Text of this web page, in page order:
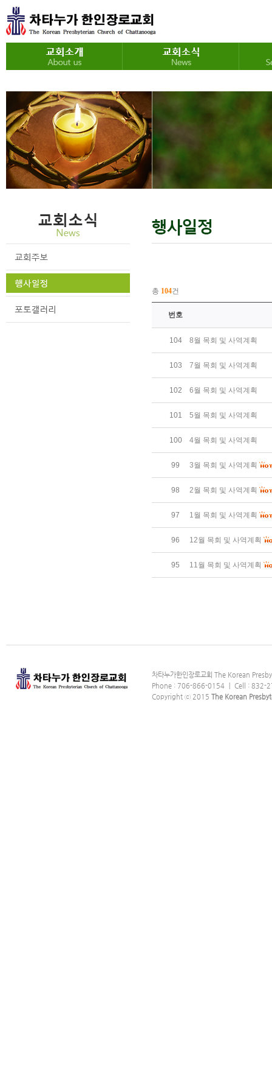
총 104건
번호
104 8월 목회 및 사역계획
103 7월 목회 및 사역계획
102 6월 목회 및 사역계획
101 5월 목회 및 사역계획
100 4월 목회 및 사역계획
99 3월 목회 및 사역계획
98 2월 목회 및 사역계획
97 1월 목회 및 사역계획
96 12월 목회 및 사역계획
95 11월 목회 및 사역계획
차타누가한인장로교회 The Korean
Phone : 706-866-0154 ｜ Cell : 832-
Copyright ⓒ 2015 The Korean